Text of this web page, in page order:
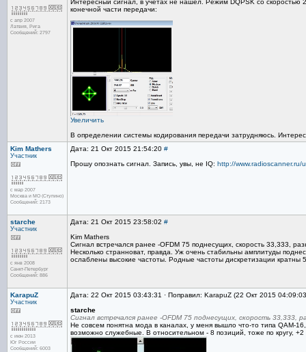
с апр 2007
Латвия, Рига
Сообщений: 2797
Интересный сигнал, в учетах не нашел. Режим DQPSK со
конечной части передачи:
Увеличить
В определении системы кодирования передачи затрудняюсь.
Kim Mathers
Участник
с мар 2007
Москва и МО (Ступино)
Сообщений: 2173
Дата: 21 Окт 2015 21:54:20 #
Прошу опознать сигнал. Запись, увы, не IQ: http://
starche
Участник
с янв 2008
Санкт-Петербург
Сообщений: 886
Дата: 21 Окт 2015 23:58:02 #
Kim Mathers
Сигнал встречался ранее -OFDM 75 поднесущих, скорость 33,333,
Несколько странноват, правда. Уж очень стабильны амплитуды
ослаблены высокие частоты. Родные частоты дискретизации
KarapuZ
Участник
с июн 2013
Юг России
Сообщений: 6003
Дата: 22 Окт 2015 03:43:31 · Поправил: KarapuZ (22 Окт 2015
starche
Сигнал встречался ранее -OFDM 75 поднесущих, скорость 33,333,
Не совсем понятна мода в каналах, у меня вышло что-то типа QAM-
возможно служебные. В относительном - 8 позиций, тоже по кругу,